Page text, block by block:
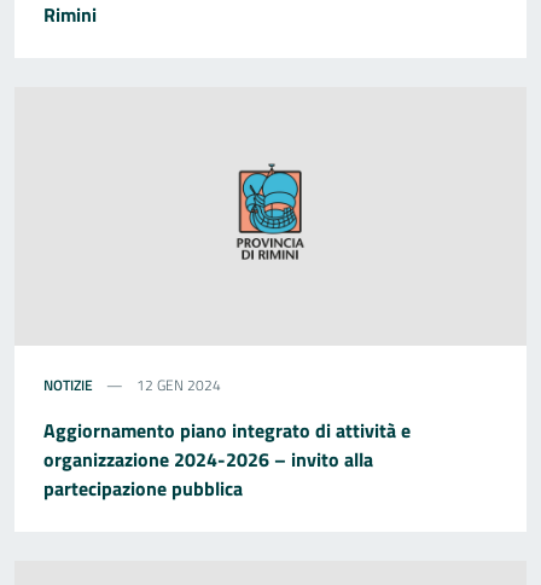
Rimini
NOTIZIE 12 GEN 2024
Aggiornamento piano integrato di attività e
organizzazione 2024-2026 – invito alla
partecipazione pubblica